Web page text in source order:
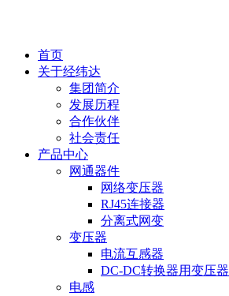
首页
关于经纬达
集团简介
发展历程
合作伙伴
社会责任
产品中心
网通器件
网络变压器
RJ45连接器
分离式网变
变压器
电流互感器
DC-DC转换器用变压器
电感